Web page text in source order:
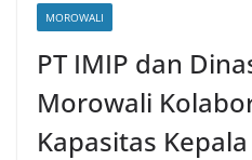
MOROWALI
PT IMIP dan
Morowali
Kapasitas